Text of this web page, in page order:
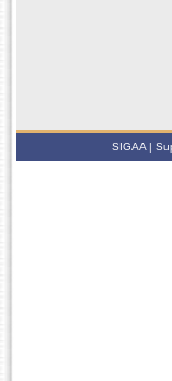
SIGAA |